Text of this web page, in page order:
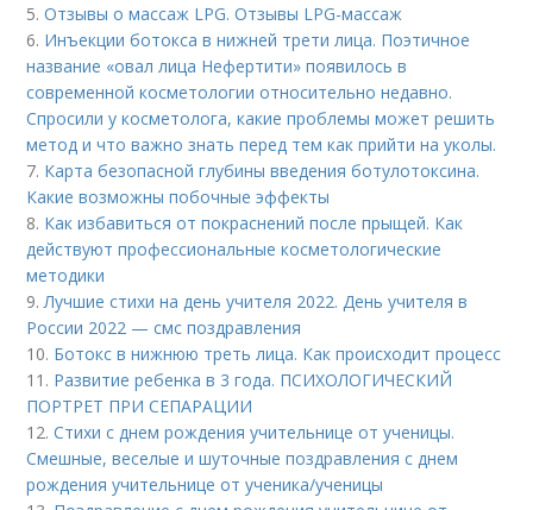
5.Отзывы о массаж LPG. Отзывы LPG-массаж
6. Инъекции ботокса в нижней трети лица. Поэтичное
название «овал лица Нефертити» появилось в
современной косметологии относительно недавно.
Спросили у косметолога, какие проблемы может решить
метод и что важно знать перед тем как прийти на уколы.
7. Карта безопасной глубины введения ботулотоксина.
Какие возможны побочные эффекты
8. Как избавиться от покраснений после прыщей. Как
действуют профессиональные косметологические
методики
9.Лучшие стихи на день учителя 2022. День учителя в
России 2022 — смс поздравления
10. Ботокс в нижнюю треть лица. Как происходит процесс
11. Развитие ребенка в 3 года. ПСИХОЛОГИЧЕСКИЙ
ПОРТРЕТ ПРИ СЕПАРАЦИИ
12.Стихи с днем рождения учительнице от ученицы.
Смешные, веселые и шуточные поздравления с днем
рождения учительнице от ученика/ученицы